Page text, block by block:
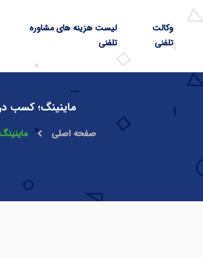
وکالت
تلفنی
لیست هزینه های مشاوره
تلفنی
ماینینگ؛ کسب
صفحه اصلی